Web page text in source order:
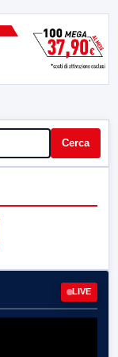
Cerca
LIVE